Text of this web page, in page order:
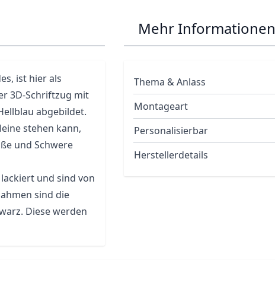
ist hier als
3D-Schriftzug mit
abgebildet.
stehen kann,
und Schwere
und sind von
sind die
Diese werden
Mehr Informationen
Thema & Anlass
Montageart
Personalisierbar
Herstellerdetails